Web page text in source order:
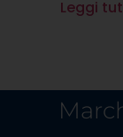
Leggi